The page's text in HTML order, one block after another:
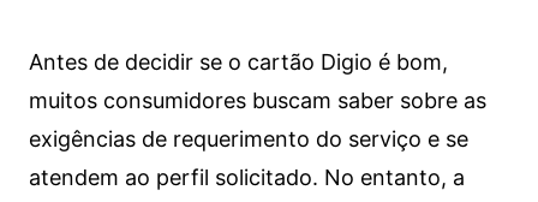
Antes de decidir se o cartão Digio é bom,
muitos consumidores buscam saber sobre as
exigências de requerimento do serviço e se
atendem ao perfil solicitado. No entanto, a